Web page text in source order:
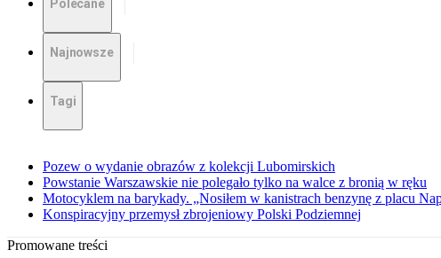
Polecane
Najnowsze
Tagi
Pozew o wydanie obrazów z kolekcji Lubomirskich
Powstanie Warszawskie nie polegało tylko na walce z bronią w ręku
Motocyklem na barykady. „Nosiłem w kanistrach benzynę z placu
Konspiracyjny przemysł zbrojeniowy Polski Podziemnej
Promowane treści